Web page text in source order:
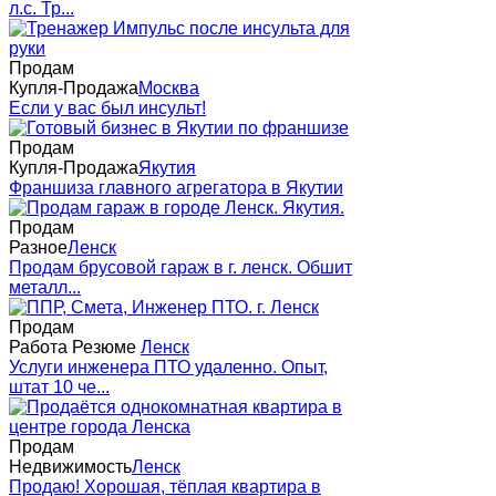
л.с. Тр...
Продам
Купля-ПродажаМосква
Если у вас был инсульт!
Продам
Купля-ПродажаЯкутия
Франшиза главного агрегатора в Якутии
Продам
РазноеЛенск
Продам брусовой гараж в г. ленск. Обшит
металл...
Продам
Работа Резюме Ленск
Услуги инженера ПТО удаленно. Опыт,
штат 10 че...
Продам
НедвижимостьЛенск
Продаю! Хорошая, тёплая квартира в